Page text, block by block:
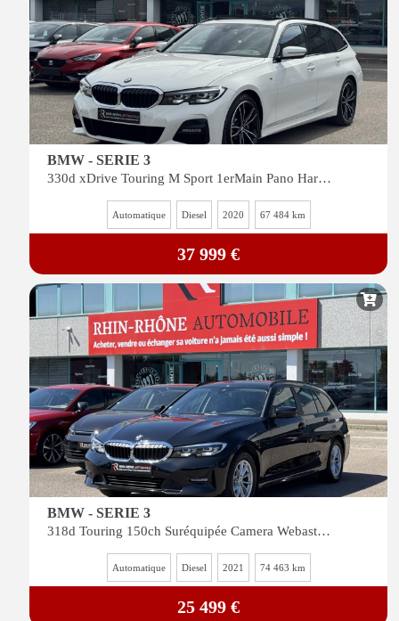
BMW - SERIE 3
330d xDrive Touring M Sport 1erMain Pano Harman Kardon Navi Cam CarPlay Siege chauffant
Automatique Diesel 2020 67 484 km
37 999 €
BMW - SERIE 3
318d Touring 150ch Suréquipée Camera Webasto i-Cockpit Siege Sport Gps Display Key
Automatique Diesel 2021 74 463 km
25 499 €